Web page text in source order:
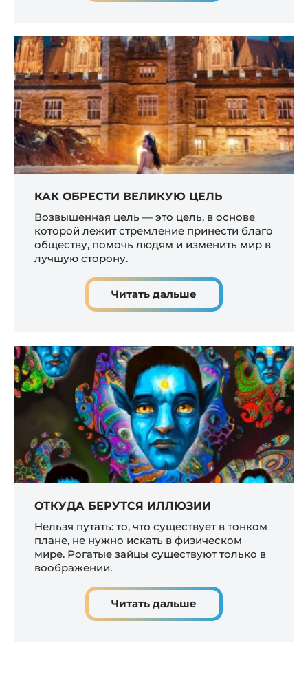
КАК ОБРЕСТИ ВЕЛИКУЮ ЦЕЛЬ
Возвышенная цель — это цель, в основе
которой лежит стремление принести благо
обществу, помочь людям и изменить мир в
лучшую сторону.
Читать дальше
ОТКУДА БЕРУТСЯ ИЛЛЮЗИИ
Нельзя путать: то, что существует в тонком
плане, не нужно искать в физическом
мире. Рогатые зайцы существуют только в
воображении.
Читать дальше